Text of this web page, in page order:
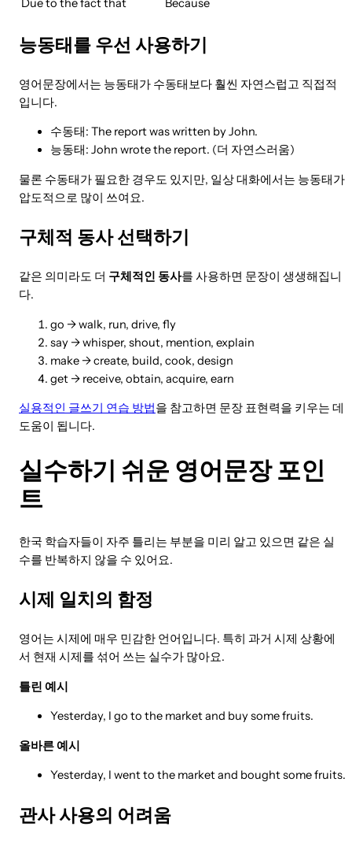
Due to the fact that Because
능동태를 우선 사용하기
영어문장에서는 능동태가 수동태보다 훨씬 자연스럽고 직접적
입니다.
수동태: The report was written by John.
능동태: John wrote the report. (더 자연스러움)
물론 수동태가 필요한 경우도 있지만, 일상 대화에서는 능동태가
압도적으로 많이 쓰여요.
구체적 동사 선택하기
같은 의미라도 더 구체적인 동사를 사용하면 문장이 생생해집니
다.
go → walk, run, drive, fly
say → whisper, shout, mention, explain
make → create, build, cook, design
get → receive, obtain, acquire, earn
실용적인 글쓰기 연습 방법을 참고하면 문장 표현력을 키우는 데
도움이 됩니다.
실수하기 쉬운 영어문장 포인
트
한국 학습자들이 자주 틀리는 부분을 미리 알고 있으면 같은 실
수를 반복하지 않을 수 있어요.
시제 일치의 함정
영어는 시제에 매우 민감한 언어입니다. 특히 과거 시제 상황에
서 현재 시제를 섞어 쓰는 실수가 많아요.
틀린 예시
Yesterday, I go to the market and buy some fruits.
올바른 예시
Yesterday, I went to the market and bought some fruits.
관사 사용의 어려움